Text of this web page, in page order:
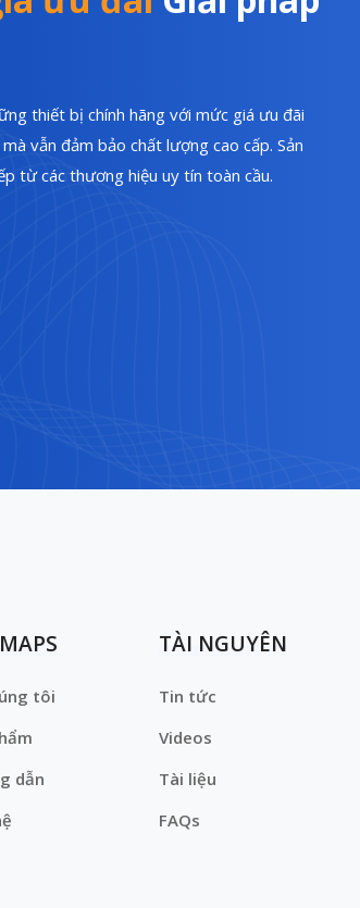
thiết bị chính hãng với mức giá ưu đãi
vẫn đảm bảo chất lượng cao cấp. Sản
từ các thương hiệu uy tín toàn cầu.
tôi
dẫn
TÀI NGUYÊN
Tin tức
Videos
Tài liệu
FAQs